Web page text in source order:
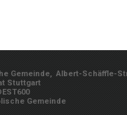
Gemeinde, Albert-Schäffle-
Stuttgart
Gemeinde